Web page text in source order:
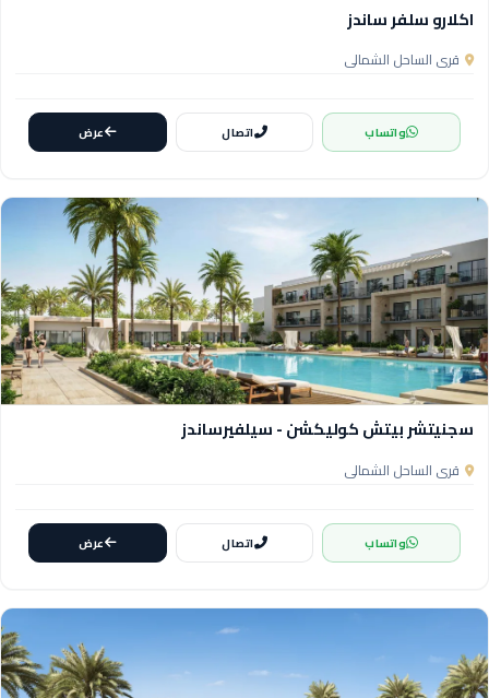
اكلارو سلفر ساندز
قرى الساحل الشمالي
واتساب اتصال عرض
سجنيتشر بيتش كوليكشن - سيلفيرساندز
قرى الساحل الشمالي
واتساب اتصال عرض